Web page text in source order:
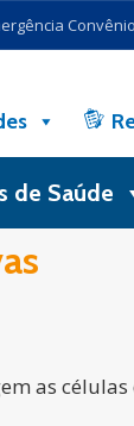
de Saúde
as